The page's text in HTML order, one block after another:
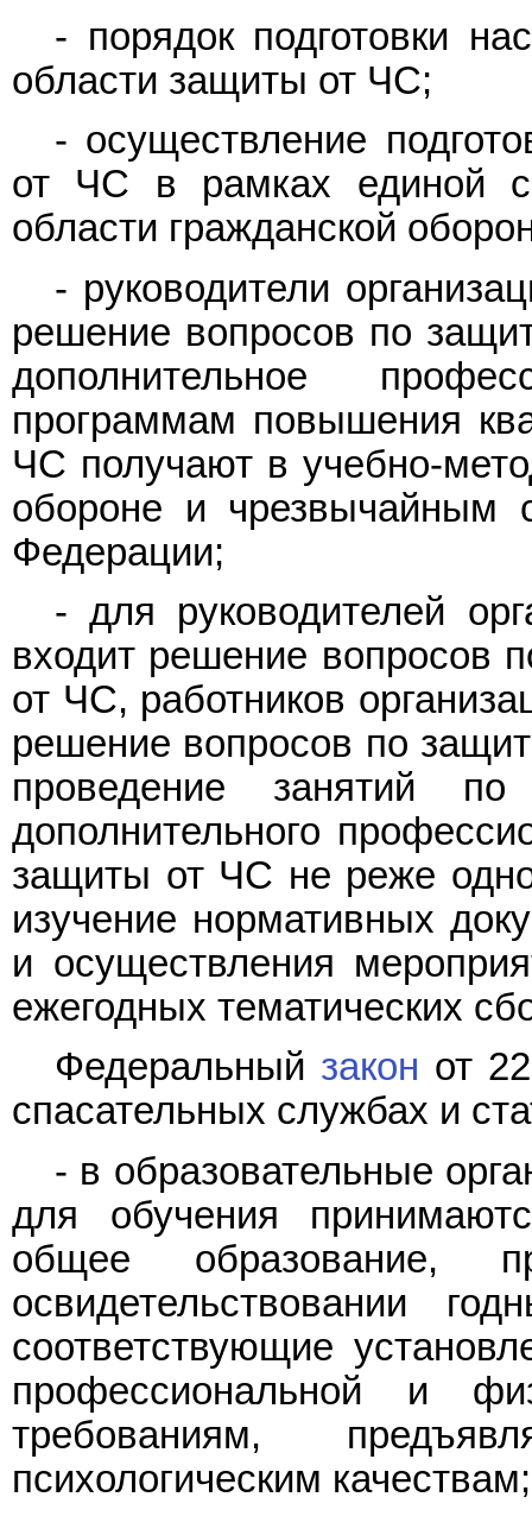
- порядок подготовки
области защиты от ЧС;
- осуществление
от ЧС в рамках единой
области гражданской
- руководители
решение вопросов по
дополнительное
программам повышения
ЧС получают в учебно-
обороне и чрезвычайным
Федерации;
- для руководителей
входит решение вопросов
от ЧС, работников
решение вопросов по
проведение занятий по
дополнительного
защиты от ЧС не реже
изучение нормативных
и осуществления
ежегодных тематических
Федеральный закон от
спасательных службах и
- в образовательные
для обучения
общее образование,
освидетельствовании
соответствующие
профессиональной и
требованиям,
психологическим качествам;